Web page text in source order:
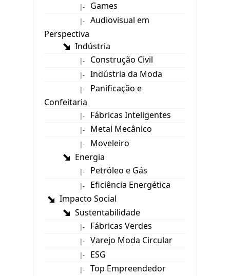
|- Games
|-
Audiovisual em
Perspectiva
Indústria
|- Construção Civil
|- Indústria da Moda
|-
Panificação e
Confeitaria
|- Fábricas Inteligentes
|- Metal Mecânico
|-
Moveleiro
Energia
|- Petróleo e Gás
|-
Eficiência Energética
Impacto Social
Sustentabilidade
|- Fábricas Verdes
|- Varejo Moda Circular
|- ESG
|-
Top Empreendedor